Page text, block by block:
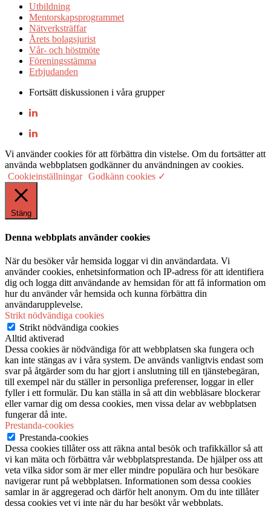
Utbildning
Mentorskapsprogrammet
Nätverksträffar
Årets bolagsjurist
Vår- och höstmöte
Föreningsstämma
Erbjudanden
Fortsätt diskussionen i våra grupper
Vi använder cookies för att förbättra din vistelse. Om du fortsätter att
använda webbplatsen godkänner du användningen av cookies.
Cookieinställningar Godkänn cookies ✓
Stäng
Denna webbplats använder cookies
När du besöker vår hemsida loggar vi din användardata. Vi
använder cookies, enhetsinformation och IP-adress för att identifiera
dig och logga ditt användande av hemsidan för att få information om
hur du använder vår hemsida och kunna förbättra din
användarupplevelse.
Strikt nödvändiga cookies
Strikt nödvändiga cookies
Alltid aktiverad
Dessa cookies är nödvändiga för att webbplatsen ska fungera och
kan inte stängas av i våra system. De används vanligtvis endast som
svar på åtgärder som du har gjort i anslutning till en tjänstebegäran,
till exempel när du ställer in personliga preferenser, loggar in eller
fyller i ett formulär. Du kan ställa in så att din webbläsare blockerar
eller varnar dig om dessa cookies, men vissa delar av webbplatsen
fungerar då inte.
Prestanda-cookies
Prestanda-cookies
Dessa cookies tillåter oss att räkna antal besök och trafikkällor så att
vi kan mäta och förbättra vår webbplatsprestanda. De hjälper oss att
veta vilka sidor som är mer eller mindre populära och hur besökare
navigerar runt på webbplatsen. Informationen som dessa cookies
samlar in är aggregerad och därför helt anonym. Om du inte tillåter
dessa cookies vet vi inte när du har besökt vår webbplats.